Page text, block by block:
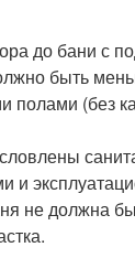
до бани с
быть
полами (без
и
не должна